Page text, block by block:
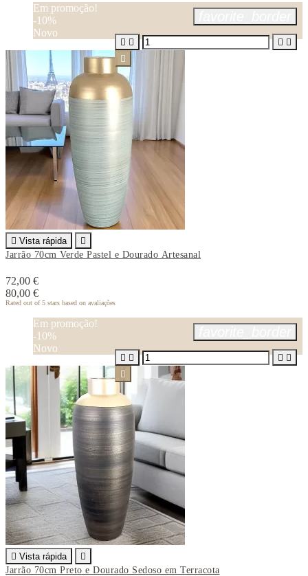
Em promoção!
-10%
Novo
 Vista rápida

Jarrão 70cm Verde Pastel e Dourado Artesanal
72,00 €
80,00 €
Rated out of 5 stars based on avaliações
   

Em promoção!
-10%
Novo
 Vista rápida

Jarrão 70cm Preto e Dourado Sedoso em Terracota
   
